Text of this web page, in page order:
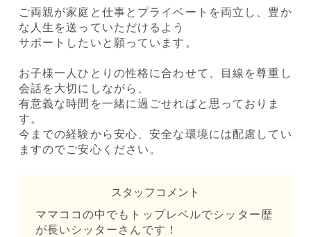
ご両親が家庭と仕事とプライベートを両立し、豊か
な人生を送っていただけるよう
サポートしたいと願っています。
お子様一人ひとりの性格に合わせて、目線を尊重し
会話を大切にしながら、
有意義な時間を一緒に過ごせればと思っておりま
す。
今までの経験から安心、安全な環境には配慮してい
ますのでご安心ください。
スタッフコメント
ママココの中でもトップレベルでシッター歴
が長いシッターさんです！